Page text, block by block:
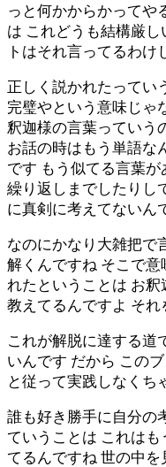
っと何かからかってや
は これどうも結構厳
トはそれ言ってるわけ
正しく説かれたってい
完璧やという意味じゃ
釈迦様の言葉っていう
お話の時はもう単語な
です もう似てる言葉
繰り返しまでしたりし
に真剣に考えてないん
なのにかなり大雑把で
解くんですね そこで
れたということは お
教えてるんですよ そ
これが解脱に達する道
いんです だから この
と従って実践しなくち
誰も好き勝手に自分の
ていうことは これは
てるんですね 世の中